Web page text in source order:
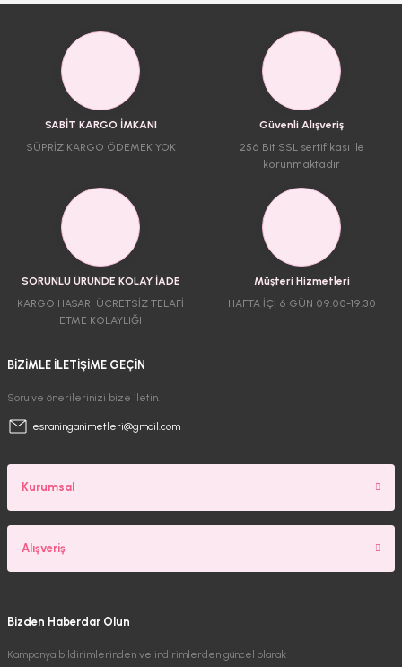
SABİT KARGO İMKANI
SÜPRİZ KARGO ÖDEMEK YOK
Güvenli Alışveriş
256 Bit SSL sertifikası ile
korunmaktadır
SORUNLU ÜRÜNDE KOLAY İADE
KARGO HASARI ÜCRETSİZ TELAFİ
ETME KOLAYLIĞI
Müşteri Hizmetleri
HAFTA İÇİ 6 GÜN 09.00-19.30
BİZİMLE İLETİŞİME GEÇİN
Soru ve önerilerinizi bize iletin.
esraninganimetleri@gmail.com
Kurumsal
Alışveriş
Bizden Haberdar Olun
Kampanya bildirimlerinden ve indirimlerden güncel olarak